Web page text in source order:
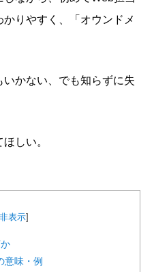
りやすく、「オウンドメ
いかない、でも知らずに失
しい。
表示]
意味・例